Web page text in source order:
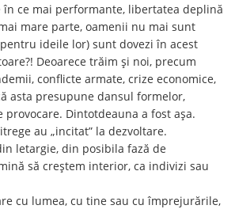
în ce mai performante, libertatea deplină
mare parte, oamenii nu mai sunt
ideile lor) sunt dovezi în acest
Deoarece trăim și noi, precum
conflicte armate, crize economice,
asta presupune dansul formelor,
provocare. Dintotdeauna a fost așa.
au „incitat” la dezvoltare.
letargie, din posibila fază de
să creștem interior, ca indivizi sau
cu lumea, cu tine sau cu împrejurările,